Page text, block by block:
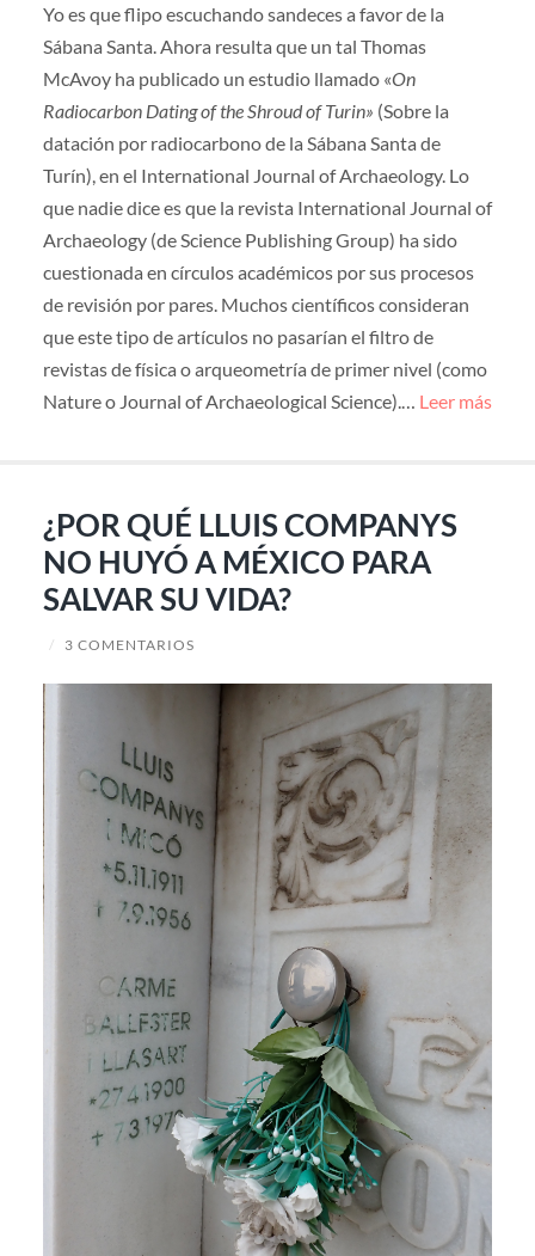
Yo es que flipo escuchando sandeces a favor de la
Sábana Santa. Ahora resulta que un tal Thomas
McAvoy ha publicado un estudio llamado «On
Radiocarbon Dating of the Shroud of Turin» (Sobre la
datación por radiocarbono de la Sábana Santa de
Turín), en el International Journal of Archaeology. Lo
que nadie dice es que la revista International Journal of
Archaeology (de Science Publishing Group) ha sido
cuestionada en círculos académicos por sus procesos
de revisión por pares. Muchos científicos consideran
que este tipo de artículos no pasarían el filtro de
revistas de física o arqueometría de primer nivel (como
Nature o Journal of Archaeological Science).… Leer más
¿POR QUÉ LLUIS COMPANYS
NO HUYÓ A MÉXICO PARA
SALVAR SU VIDA?
/ 3 COMENTARIOS